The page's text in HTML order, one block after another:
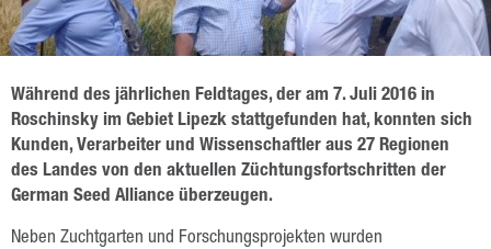
Während des jährlichen Feldtages, der am 7. Juli 2016 in
Roschinsky im Gebiet Lipezk stattgefunden hat, konnten sich
Kunden, Verarbeiter und Wissenschaftler aus 27 Regionen
des Landes von den aktuellen Züchtungsfortschritten der
German Seed Alliance überzeugen.
Neben Zuchtgarten und Forschungsprojekten wurden
Karriere
Produkte
Getreide